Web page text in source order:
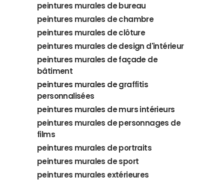
peintures murales de bureau
peintures murales de chambre
peintures murales de clôture
peintures murales de design d'intérieur
peintures murales de façade de
bâtiment
peintures murales de graffitis
personnalisées
peintures murales de murs intérieurs
peintures murales de personnages de
films
peintures murales de portraits
peintures murales de sport
peintures murales extérieures